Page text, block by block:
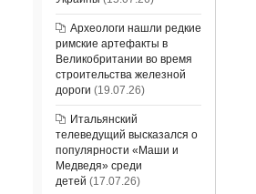
Археологи нашли редкие
римские артефакты в
Великобритании во время
строительства железной
дороги (19.07.26)
Итальянский
телеведущий высказался о
популярности «Маши и
Медведя» среди
детей (17.07.26)